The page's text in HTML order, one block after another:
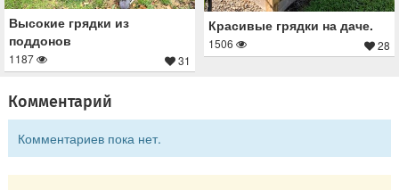
Высокие грядки из
поддонов
1187 31
Красивые грядки на даче.
1506 28
Комментарий
Комментариев пока нет.